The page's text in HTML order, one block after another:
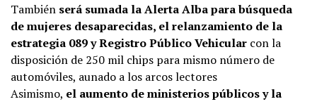
También será sumada la Alerta Alba para búsqueda
de mujeres desaparecidas, el relanzamiento de la
estrategia 089 y Registro Público Vehicular con la
disposición de 250 mil chips para mismo número de
automóviles, aunado a los arcos lectores
Asimismo, el aumento de ministerios públicos y la